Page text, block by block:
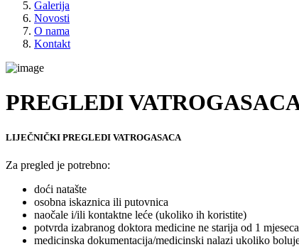
Galerija
Novosti
O nama
Kontakt
PREGLEDI
LIJEČNIČKI PREGLEDI VATROGASACA
Za pregled je potrebno:
doći natašte
osobna iskaznica ili putovnica
naočale i/ili kontaktne leće (ukoliko ih koristite)
potvrda izabranog doktora medicine ne starija od 1
medicinska dokumentacija/medicinski nalazi ukoliko